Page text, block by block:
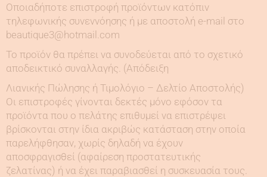
Οποιαδήποτε επιστροφή προϊόντων κατόπιν
τηλεφωνικής συνεννόησης ή με αποστολή e-mail στο
beautique3@hotmail.com
Το προϊόν θα πρέπει να συνοδεύεται από το σχετικό
αποδεικτικό συναλλαγής. (Απόδειξη
Λιανικής Πώλησης ή Τιμολόγιο – Δελτίο Αποστολής)
Οι επιστροφές γίνονται δεκτές μόνο εφόσον τα
προϊόντα που ο πελάτης επιθυμεί να επιστρέψει
βρίσκονται στην ίδια ακριβώς κατάσταση στην οποία
παρελήφθησαν, χωρίς δηλαδή να έχουν
αποσφραγισθεί (αφαίρεση προστατευτικής
ζελατίνας) ή να έχει παραβιασθεί η συσκευασία τους.